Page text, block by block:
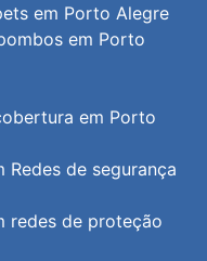
em Porto Alegre
em Porto
em Porto
Redes de segurança
redes de proteção